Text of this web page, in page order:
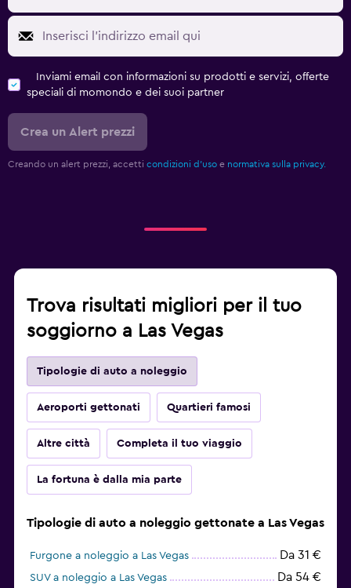
Inviami email con informazioni su prodotti e servizi, offerte
speciali di momondo e dei suoi partner
Crea un Alert prezzi
Creando un alert prezzi, accetti condizioni d'uso e normativa sulla privacy.
Trova risultati migliori per il tuo
soggiorno a Las Vegas
Tipologie di auto a noleggio
Aeroporti gettonati Quartieri famosi
Altre città Completa il tuo viaggio
La fortuna è dalla mia parte
Tipologie di auto a noleggio gettonate a Las Vegas
Furgone a noleggio a Las Vegas Da 31 €
SUV a noleggio a Las Vegas Da 54 €